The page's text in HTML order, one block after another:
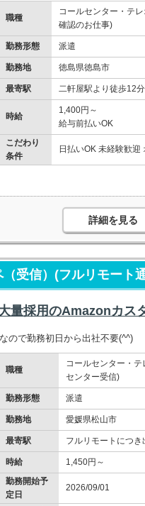
職種
コールセンター・テ
確認のお仕事)
勤務形態 派遣
勤務地 徳島県徳島市
最寄駅 二軒屋駅より徒歩12
時給
1,400円～
給与前払いOK
こだわり
条件
日払いOK 未経験歓
詳細を見る
受信）(フルリモート
量採用のAmazonカス
で勤務初日から出社不要(^^)
職種
コールセンター・
センター受信)
勤務形態 派遣
勤務地 愛媛県松山市
最寄駅 フルリモートにつき
時給
1,450円～
勤務開始予
定日
2026/09/01